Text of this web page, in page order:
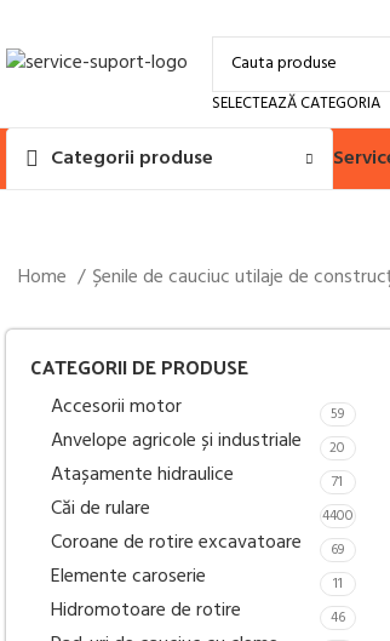
SELECTEAZĂ CATEGORIA
Categorii produse
Home Șenile de cauciuc utilaje de
CATEGORII DE PRODUSE
Accesorii motor 59
Anvelope agricole și industriale 20
Atașamente hidraulice 71
Căi de rulare 4400
Coroane de rotire excavatoare 69
Elemente caroserie 11
Hidromotoare de rotire 46